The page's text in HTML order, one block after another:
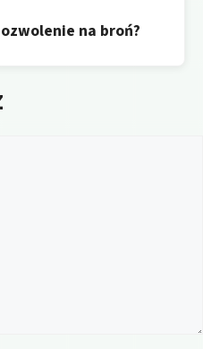
na broń?